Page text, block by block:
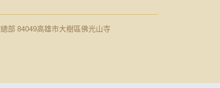
部 84049高雄市大樹區佛光山寺